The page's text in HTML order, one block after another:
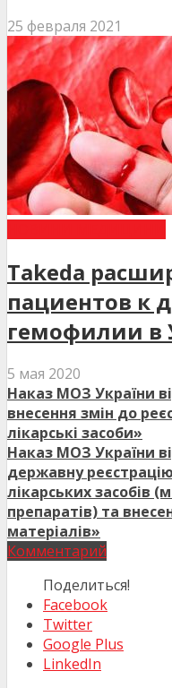
25 февраля 2021
Takeda
пациентов к
гемофилии в
5 мая 2020
Наказ МОЗ України
внесення змін до
лікарські засоби»
Наказ МОЗ України
державну
лікарських засобів
препаратів) та
матеріалів»
Комментарий
Поделиться!
Facebook
Twitter
Google Plus
LinkedIn